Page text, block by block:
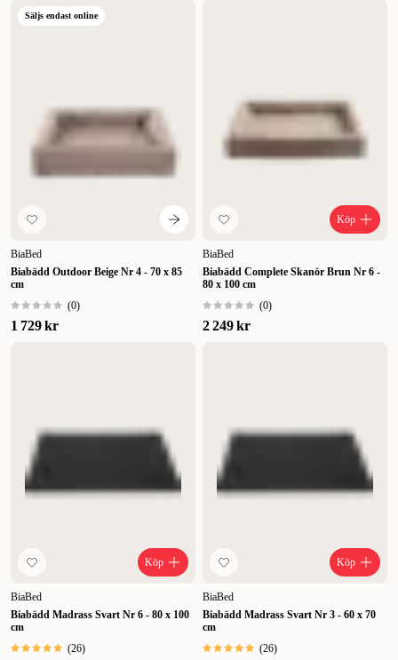
Säljs endast online
BiaBed
Biabädd Outdoor Beige Nr 4 - 70 x 85
cm
(0)
1 729 kr
Köp
BiaBed
Biabädd Complete Skanör Brun Nr 6 -
80 x 100 cm
(0)
2 249 kr
Köp
BiaBed
Biabädd Madrass Svart Nr 6 - 80 x 100
cm
(26)
Köp
BiaBed
Biabädd Madrass Svart Nr 3 - 60 x 70
cm
(26)